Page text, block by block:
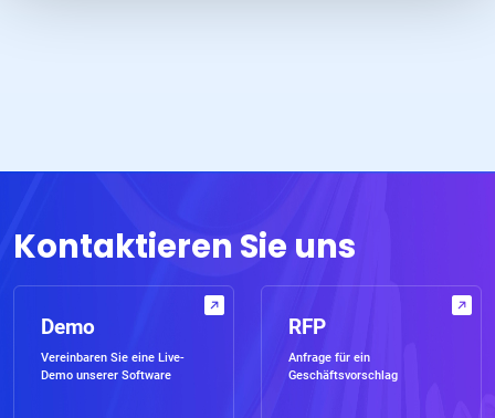
Kontaktieren Sie uns
Demo
Vereinbaren Sie eine Live-
Demo unserer Software
RFP
Anfrage für ein
Geschäftsvorschlag